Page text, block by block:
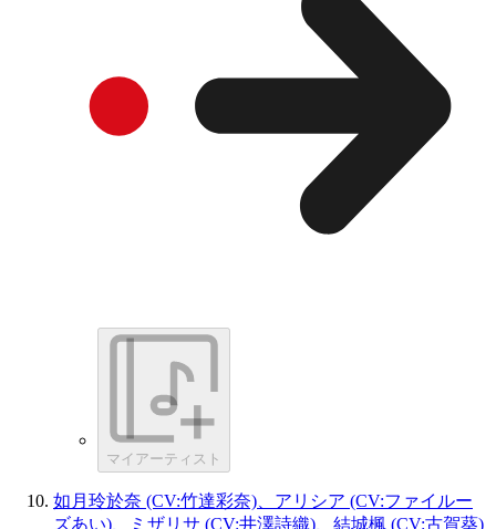
マイアーティスト
如月玲於奈 (CV:竹達彩奈)、アリシア (CV:ファイルー
ズあい)、ミザリサ (CV:井澤詩織)、結城楓 (CV:古賀葵)